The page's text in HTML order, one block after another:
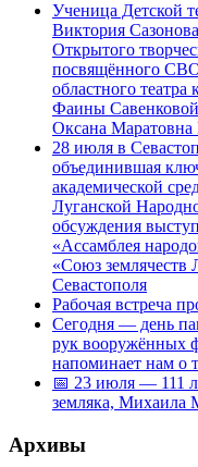
Ученица Детской
Виктория
Открытого
посвящённого
областного
Фаины
Оксана
28 июля в
объединившая
академической
Луганской
обсуждения
«Ассамблея
«Союз
Севастополя
Рабочая встреча
Сегодня — день
рук вооружённых
напоминает нам о
📅 23 июля — 111
земляка, Михаила
Архивы